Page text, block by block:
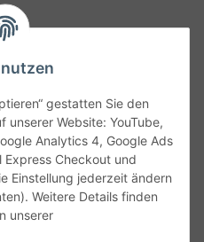
gestatten Sie den
unserer Website: YouTube,
Analytics 4, Google Ads
Express Checkout und
Einstellung jederzeit ändern
Weitere Details finden
unsererIrrtümer und fehlerhafte
Datenblätter oder spezielle